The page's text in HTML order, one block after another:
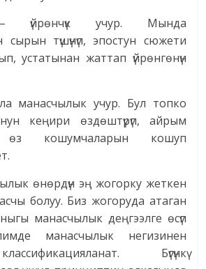
– үйрөнчүк учур. Мында
түшүнүп, эпостун сюжети
устатынан жаттап үйрөнгөнүн
манасчылык учур. Бул топко
кеңири өздөштүрүп, айрым
өз кошумчаларын кошуп
өнөрдүн эң жогорку жеткен
болуу. Биз жогоруда атаган
манасчылык деңгээлге өсүп
манасчылык негизинен
Бүгүнкү